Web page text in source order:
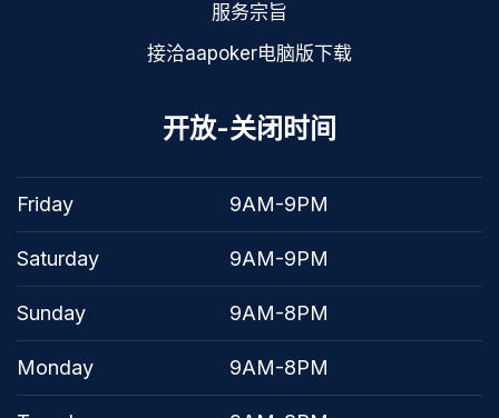
服务宗旨
接洽aapoker电脑版下载
开放-关闭时间
Friday 9AM-9PM
Saturday 9AM-9PM
Sunday 9AM-8PM
Monday 9AM-8PM